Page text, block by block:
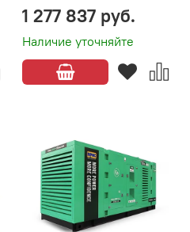
Наличие уточняйте
1 277 837 руб.